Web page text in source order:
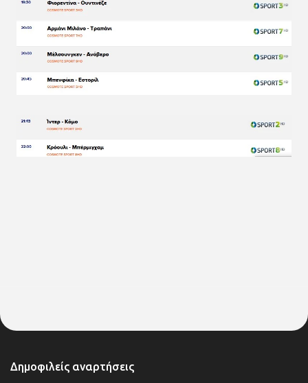
Δημοφιλείς αναρτήσεις